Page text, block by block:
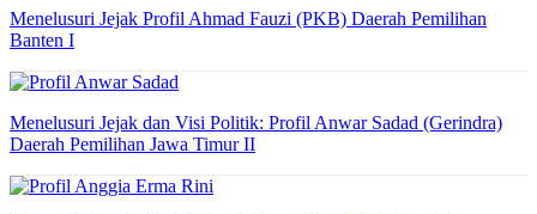
Menelusuri Jejak Profil Ahmad Fauzi (PKB) Daerah Pemilihan
Banten I
Menelusuri Jejak dan Visi Politik: Profil Anwar Sadad (Gerindra)
Daerah Pemilihan Jawa Timur II